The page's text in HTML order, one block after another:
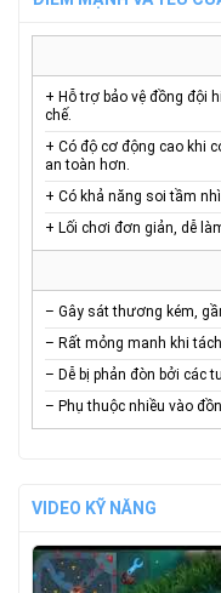
+ Hỗ trợ bảo vệ đồng đội
chế.
+ Có độ cơ động cao khi
an toàn hơn.
+ Có khả năng soi tầm
+ Lối chơi đơn giản, dễ
– Gây sát thương kém,
– Rất mỏng manh khi
– Dễ bị phản đòn bởi các
– Phụ thuộc nhiều vào
VIDEO KỸ NĂNG